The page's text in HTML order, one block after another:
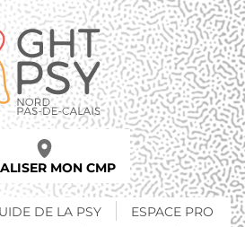
MON CMP
DE LA PSY
ESPACE PRO